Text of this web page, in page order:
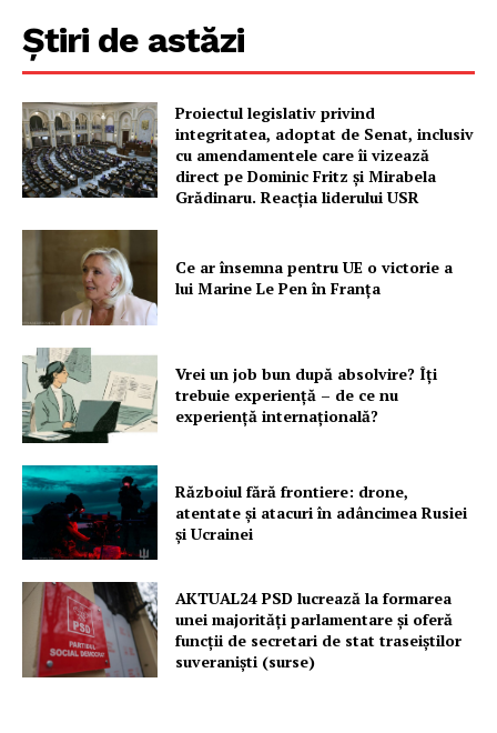
Știri de astăzi
Proiectul legislativ privind
integritatea, adoptat de Senat, inclusiv
cu amendamentele care îi vizează
direct pe Dominic Fritz și Mirabela
Grădinaru. Reacția liderului USR
Ce ar însemna pentru UE o victorie a
lui Marine Le Pen în Franța
Vrei un job bun după absolvire? Îți
trebuie experiență – de ce nu
experiență internațională?
Războiul fără frontiere: drone,
atentate și atacuri în adâncimea Rusiei
și Ucrainei
AKTUAL24 PSD lucrează la formarea
unei majorităţi parlamentare și oferă
funcții de secretari de stat traseiștilor
suveraniști (surse)